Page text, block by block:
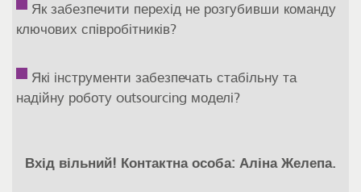
Як забезпечити перехід не розгубивши команду
ключових співробітників?
Які інструменти забезпечать стабільну та
надійну роботу outsourcing моделі?
Вхід вільний! Контактна особа: Аліна Желепа.